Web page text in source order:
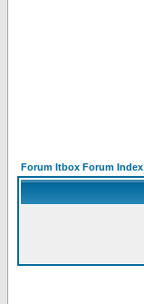
Forum Itbox Forum Index